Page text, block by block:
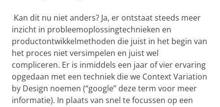
Kan dit nu niet anders? Ja, er ontstaat steeds meer
inzicht in probleemoplossingtechnieken en
productontwikkelmethoden die juist in het begin van
het proces niet versimpelen en juist wel
compliceren. Er is inmiddels een jaar of vier ervaring
opgedaan met een techniek die we Context Variation
by Design noemen (“google” deze term voor meer
informatie). In plaats van snel te focussen op een